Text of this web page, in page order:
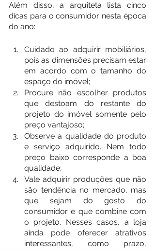
Além disso, a arquiteta lista cinco
dicas para o consumidor nesta época
do ano:
Cuidado ao adquirir mobiliários,
pois as dimensões precisam estar
em acordo com o tamanho do
espaço do imóvel;
Procure não escolher produtos
que destoam do restante do
projeto do imóvel somente pelo
preço vantajoso;
Observe a qualidade do produto
e serviço adquirido. Nem todo
preço baixo corresponde a boa
qualidade;
Vale adquirir produções que não
são tendência no mercado, mas
que sejam do gosto do
consumidor e que combine com
o projeto. Nesses casos, a loja
ainda pode oferecer atrativos
interessantes, como prazo,